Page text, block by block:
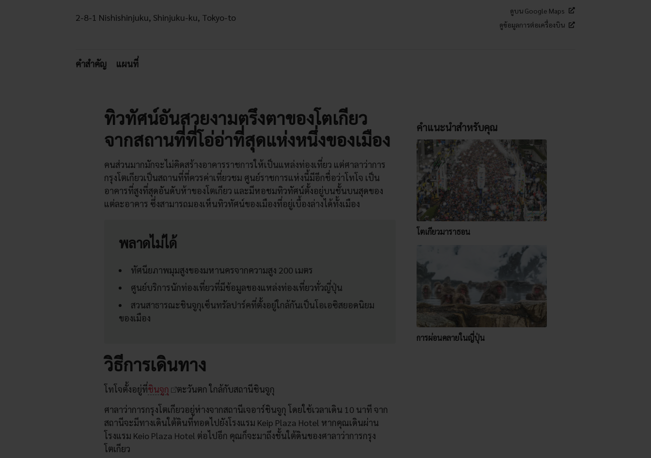
2-8-1 Nishishinjuku, Shinjuku-ku, Tokyo-to
ดูบน Google Maps
ดูข้อมูลการต่อเครื่องบิน
คำสำคัญ แผนที่
ทิวทัศน์อันสวยงามตรึงตาของโตเกียว
จากสถานที่ที่โอ่อ่าที่สุดแห่งหนึ่งของเมือง
คนส่วนมากมักจะไม่คิดสร้างอาคารราชการให้เป็นแหล่งท่องเที่ยว แต่ศาลาว่าการ
กรุงโตเกียวเป็นสถานที่ที่ควรค่าเที่ยวชม ศูนย์ราชการแห่งนี้มีอีกชื่อว่าโทโจ เป็น
อาคารที่สูงที่สุดอันดับห้าของโตเกียว และมีหอชมทิวทัศน์ตั้งอยู่บนชั้นบนสุดของ
แต่ละอาคาร ซึ่งสามารถมองเห็นทิวทัศน์ของเมืองที่อยู่เบื้องล่างได้ทั้งเมือง
พลาดไม่ได้
ทัศนียภาพมุมสูงของมหานครจากความสูง 200 เมตร
ศูนย์บริการนักท่องเที่ยวที่มีข้อมูลของแหล่งท่องเที่ยวทั่วญี่ปุ่น
สวนสาธารณะชินจูกุเซ็นทรัลปาร์คที่ตั้งอยู่ใกล้กันเป็นโอเอซิสยอดนิยม
ของเมือง
วิธีการเดินทาง
โทโจตั้งอยู่ที่ชินจูกุ
ตะวันตก ใกล้กับสถานีชินจูกุ
ศาลาว่าการกรุงโตเกียวอยู่ห่างจากสถานีเจอาร์ชินจูกุ โดยใช้เวลาเดิน 10 นาที จาก
สถานีจะมีทางเดินใต้ดินที่ทอดไปยังโรงแรม Keip Plaza Hotel หากคุณเดินผ่าน
โรงแรม Keio Plaza Hotel ต่อไปอีก คุณก็จะมาถึงชั้นใต้ดินของศาลาว่าการกรุง
โตเกียว
คำแนะนำสำหรับคุณ
โตเกียวมาราธอน
การผ่อนคลายในญี่ปุ่น